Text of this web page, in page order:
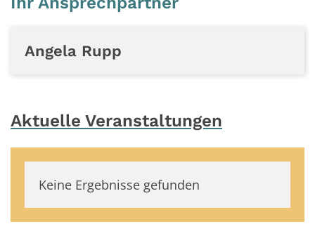
Angela Rupp
Aktuelle Veranstaltungen
Keine Ergebnisse gefunden